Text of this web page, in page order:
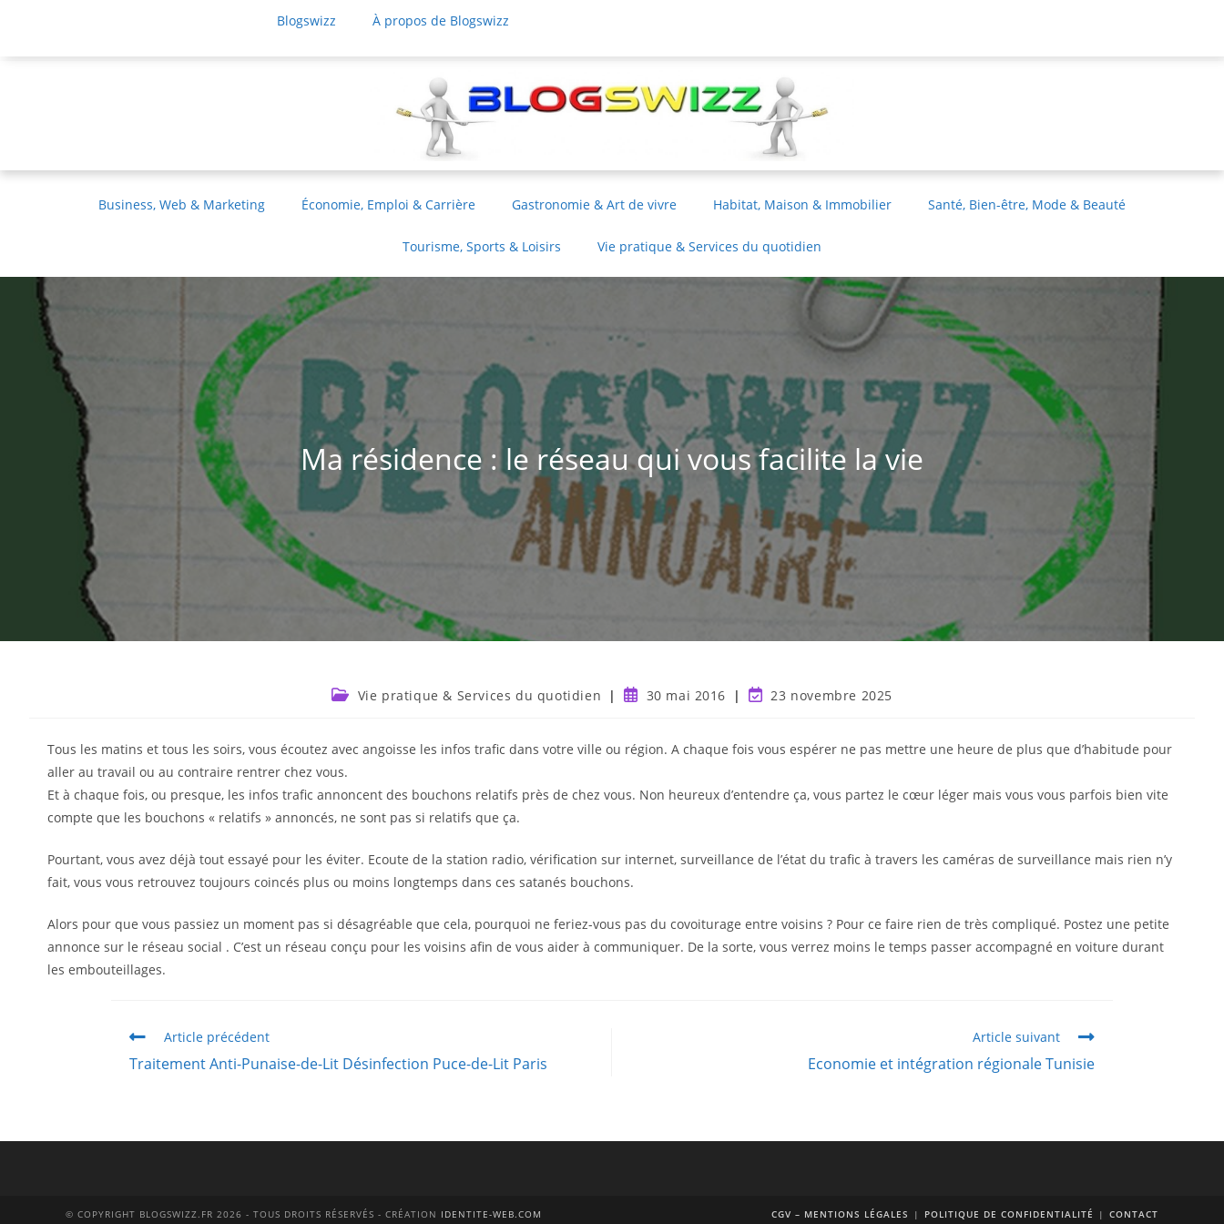
Blogswizz À propos de Blogswizz
Business, Web & Marketing Économie, Emploi & Carrière Gastronomie & Art de vivre Habitat, Maison & Immobilier Santé, Bien-être, Mode & Beauté
Tourisme, Sports & Loisirs Vie pratique & Services du quotidien
Ma résidence : le réseau qui vous facilite la vie
Vie pratique & Services du quotidien 30 mai 2016 23 novembre 2025
Tous les matins et tous les soirs, vous écoutez avec angoisse les infos trafic dans votre ville ou région. A chaque fois vous espérer ne pas mettre une heure de plus que d’habitude pour
aller au travail ou au contraire rentrer chez vous.
Et à chaque fois, ou presque, les infos trafic annoncent des bouchons relatifs près de chez vous. Non heureux d’entendre ça, vous partez le cœur léger mais vous vous parfois bien vite
compte que les bouchons « relatifs » annoncés, ne sont pas si relatifs que ça.
Pourtant, vous avez déjà tout essayé pour les éviter. Ecoute de la station radio, vérification sur internet, surveillance de l’état du trafic à travers les caméras de surveillance mais rien n’y
fait, vous vous retrouvez toujours coincés plus ou moins longtemps dans ces satanés bouchons.
Alors pour que vous passiez un moment pas si désagréable que cela, pourquoi ne feriez-vous pas du covoiturage entre voisins ? Pour ce faire rien de très compliqué. Postez une petite
annonce sur le réseau social . C’est un réseau conçu pour les voisins afin de vous aider à communiquer. De la sorte, vous verrez moins le temps passer accompagné en voiture durant
les embouteillages.
Article précédent
Traitement Anti-Punaise-de-Lit Désinfection Puce-de-Lit Paris
Article suivant
Economie et intégration régionale Tunisie
CGV – MENTIONS LÉGALES POLITIQUE DE CONFIDENTIALITÉ CONTACT
© COPYRIGHT BLOGSWIZZ.FR 2026 - TOUS DROITS RÉSERVÉS - CRÉATION IDENTITE-WEB.COM